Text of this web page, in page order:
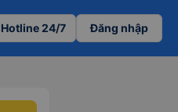
Hotline 24/7 Đăng nhập